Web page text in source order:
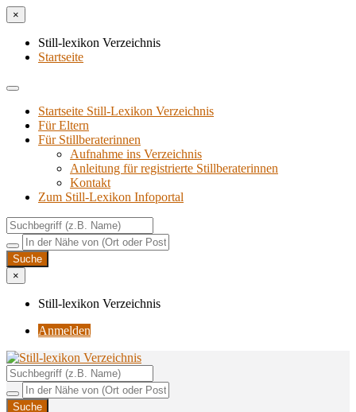
×
Still-lexikon Verzeichnis
Startseite
Startseite Still-Lexikon Verzeichnis
Für Eltern
Für Stillberaterinnen
Aufnahme ins Verzeichnis
Anlei­tung für regis­trier­te Stillberaterinnen
Kon­takt
Zum Still-Lexikon Infoportal
×
Still-lexikon Verzeichnis
Anmelden
Still-lexikon Verzeichnis
Unterstützungsangebote rund ums Stillen